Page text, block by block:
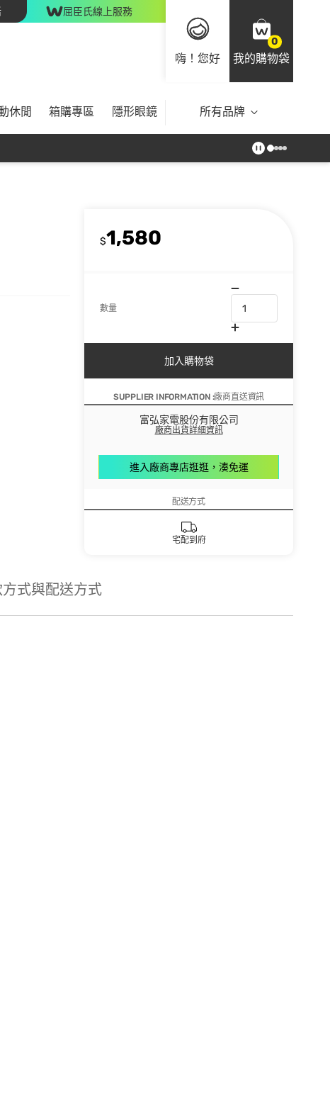
屈臣氏線上服務
嗨！您好
0
我的購物袋
休閒 箱購專區 隱形眼鏡 所有品牌
$1,580
數量
加入購物袋
SUPPLIER INFORMATION :廠商直送資訊
富弘家電股份有限公司
廠商出貨詳細資訊
進入廠商專店逛逛，湊免運
配送方式
宅配到府
式與配送方式